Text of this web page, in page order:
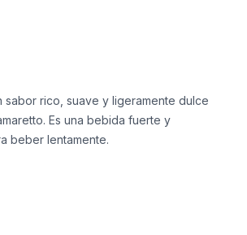
sabor rico, suave y ligeramente dulce
Es una bebida fuerte y
beber lentamente.